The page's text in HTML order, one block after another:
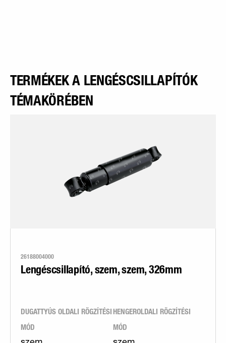
TERMÉKEK A LENGÉSCSILLAPÍTÓK
TÉMAKÖRÉBEN
26188004000
Lengéscsillapító, szem, szem, 326mm
DUGATTYÚS OLDALI RÖGZÍTÉSI
MÓD
HENGEROLDALI RÖGZÍTÉSI
MÓD